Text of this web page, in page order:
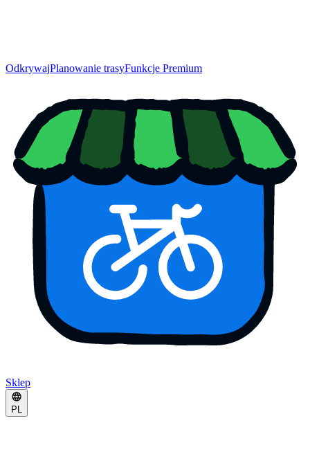
OdkrywajPlanowanie trasyFunkcje Premium
Sklep
PL